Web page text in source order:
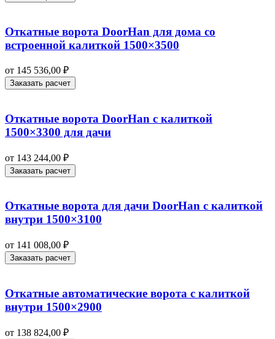
Откатные ворота DoorHan для дома со
встроенной калиткой 1500×3500
от 145 536,00 ₽
Заказать расчет
Откатные ворота DoorHan с калиткой
1500×3300 для дачи
от 143 244,00 ₽
Заказать расчет
Откатные ворота для дачи DoorHan с калиткой
внутри 1500×3100
от 141 008,00 ₽
Заказать расчет
Откатные автоматические ворота с калиткой
внутри 1500×2900
от 138 824,00 ₽